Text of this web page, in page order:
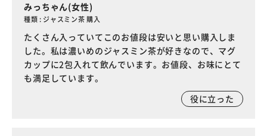
みっちゃん(女性)
種類 : ジャスミン茶 購入
たくさん入っていてこのお値段は安いと思い購入しま
した。私は濃いめのジャスミン茶が好きなので、マグ
カップに2包入れて飲んでいます。お値段、お味にとて
も満足しています。
役に立った